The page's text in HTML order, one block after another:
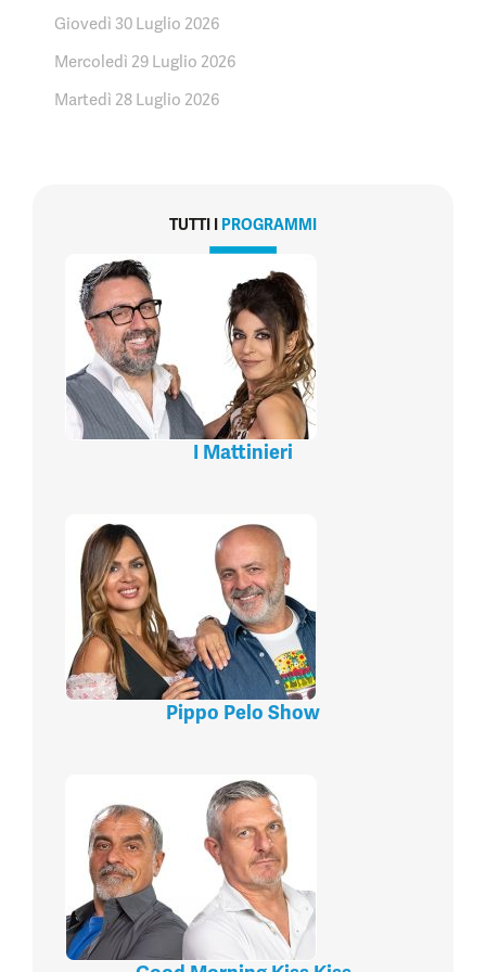
Giovedì 30 Luglio 2026
Mercoledì 29 Luglio 2026
Martedì 28 Luglio 2026
TUTTI I PROGRAMMI
I Mattinieri
Pippo Pelo Show